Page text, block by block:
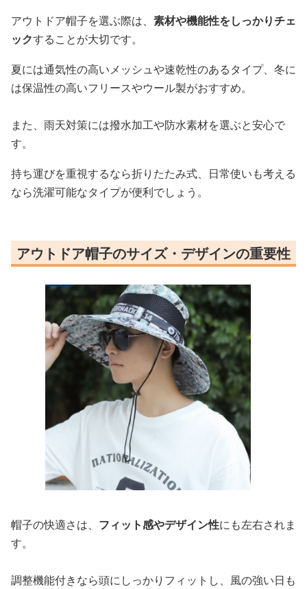
アウトドア帽子を選ぶ際は、 素材や機能性をしっかりチェ
ックすることが大切です。
夏には通気性の高いメッシュや速乾性のあるタイプ、冬に
は保温性の高いフリースやウール製がおすすめ。
また、雨天対策には撥水加工や防水素材を選ぶと安心で
す。
持ち運びを重視するなら折りたたみ式、日常使いも考える
なら洗濯可能なタイプが便利でしょう。
アウトドア帽子のサイズ・デザインの重要性
帽子の快適さは、 フィット感やデザイン性にも左右されま
す。
調整機能付きなら頭にしっかりフィットし、風の強い日も